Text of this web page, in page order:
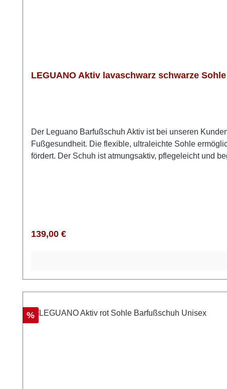
LEGUANO Aktiv lavaschwarz schwarze
Der Leguano Barfußschuh Aktiv ist bei unseren
Fußgesundheit. Die flexible, ultraleichte Sohle
fördert. Der Schuh ist atmungsaktiv, pflegeleicht und
Regulärer Preis:
139,00 €
Rabatt
%